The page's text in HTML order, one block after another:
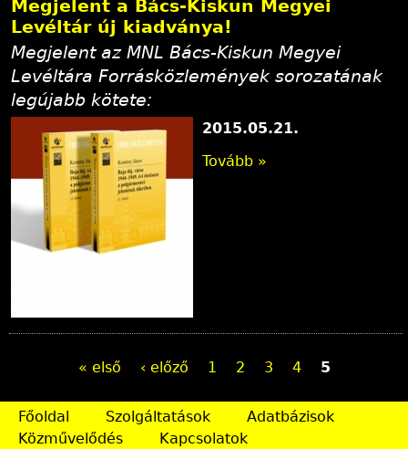
Megjelent a Bács-Kiskun Megyei
Levéltár új kiadványa!
Megjelent az MNL Bács-Kiskun Megyei
Levéltára Forrásközlemények sorozatának
legújabb kötete:
2015.05.21.
Tovább »
l
d
« első ‹ előző 1 2 3 4 5
Főoldal Szolgáltatások
Adatbázisok
Közművelődés
Kapcsolatok